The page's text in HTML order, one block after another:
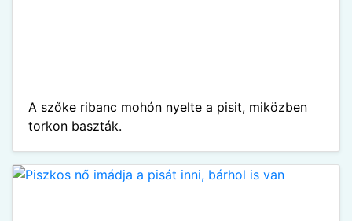
A szőke ribanc mohón nyelte a pisit, miközben
torkon baszták.